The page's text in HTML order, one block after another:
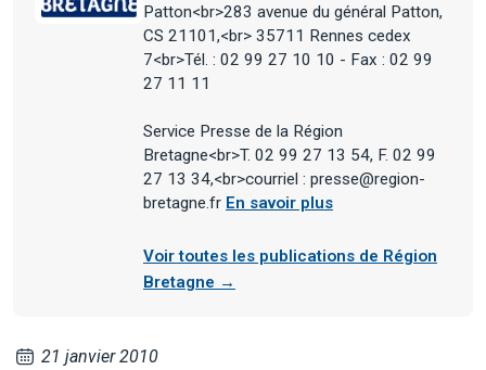
Patton<br>283 avenue du général Patton,
CS 21101,<br> 35711 Rennes cedex
7<br>Tél. : 02 99 27 10 10 - Fax : 02 99
27 11 11
Service Presse de la Région
Bretagne<br>T. 02 99 27 13 54, F. 02 99
27 13 34,<br>courriel : presse@region-
bretagne.fr En savoir plus
Voir toutes les publications de Région
Bretagne →
21 janvier 2010